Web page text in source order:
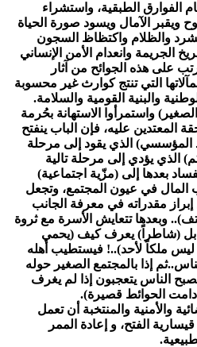
الفوارق الطبقية، واستشراء
ويقبر الآمال ويسود صورة الحياة
والظلام واكتظاظ السجون
الجريمة وانعدام الأمن الإنساني
على هذه الجوائح من آثار
التي تنتج كوارث غير محسوبة
والبنية القومية والسلامة.
واستمرأوا الاستهانة بحُرمة
المعتدين عليه، فإن الباب ينفتح
المؤسسي) الذي يقود إلى مرحلة
الذي يؤدي إلى مرحلة تالية
بعدها إلى (مزّية اجتماعية)
في عيون المجتمع، وتجعل
إبراز مقدراته في معرفة الجانب
وبعدها تتعايش الأسرة مع ثروة
بل (شاطراً) يعرف كيف (يحمي
ليس ملكاً لأحد)..! فيستطيب أهله
إذا بالمجتمع الصغير حوله
الناس يتعجبون إذا لم يغرف
دامت الحوائط قصيرة).
والأمنية والمنتخبة أن تعمل
الفتح، و إعادة الممر